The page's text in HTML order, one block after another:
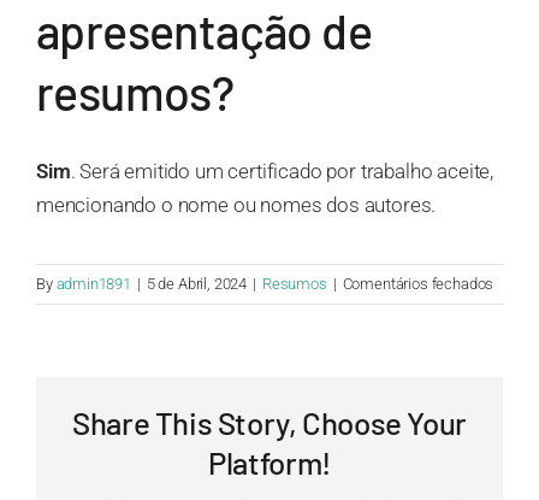
apresentação de
resumos?
Sim. Será emitido um certificado por trabalho aceite,
mencionando o nome ou nomes dos autores.
By admin1891 | 5 de Abril, 2024 | Resumos | Comentários fechados
São
Share This Story, Choose Your
Platform!